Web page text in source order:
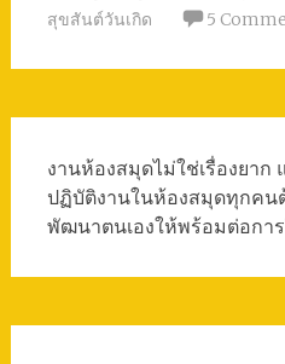
สุขสันต์วันเกิด
5
งานห้องสมุดไม่ใช่เรื่องยาก
ปฏิบัติงานในห้องสมุดทุกคน
พัฒนาตนเองให้พร้อมต่อกา